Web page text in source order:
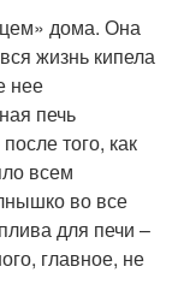
дома. Она
жизнь кипела
нее
печь
того, как
всем
во все
для печи –
главное, не